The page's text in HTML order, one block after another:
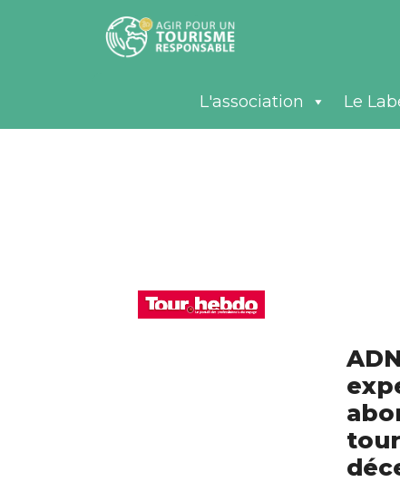
L'association Le